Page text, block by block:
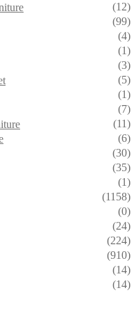
(12)
(99)
(4)
(1)
(3)
(5)
(1)
(7)
(11)
(6)
(30)
(35)
(1)
(1158)
(0)
(24)
(224)
(910)
(14)
(14)